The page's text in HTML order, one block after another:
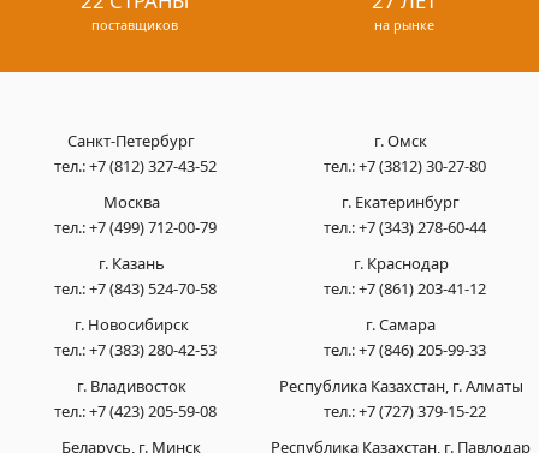
поставщиков на рынке
Санкт-Петербург
тел.:+7 (812) 327-43-52
Москва
тел.:+7 (499) 712-00-79
г. Казань
тел.:+7 (843) 524-70-58
г. Новосибирск
тел.:+7 (383) 280-42-53
г. Омск
тел.:+7 (3812) 30-27-80
г. Екатеринбург
тел.:+7 (343) 278-60-44
г. Краснодар
тел.:+7 (861) 203-41-12
г. Самара
тел.:+7 (846) 205-99-33
г. Владивосток
тел.:+7 (423) 205-59-08
Беларусь, г. Минск
Республика Казахстан, г. Алматы
тел.:+7 (727) 379-15-22
Республика Казахстан, г. Павлодар